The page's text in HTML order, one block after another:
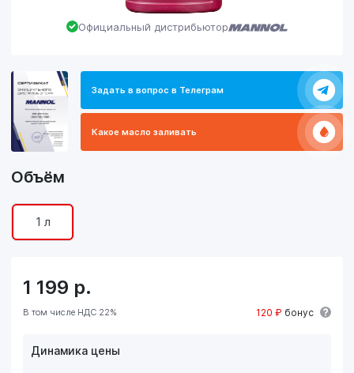
Официальный дистрибьютор
Задать в вопрос в Телеграм
Какое масло заливать
Объём
1 л
1 199 р.
В том числе НДС 22% 120 ₽ бонус
Динамика цены